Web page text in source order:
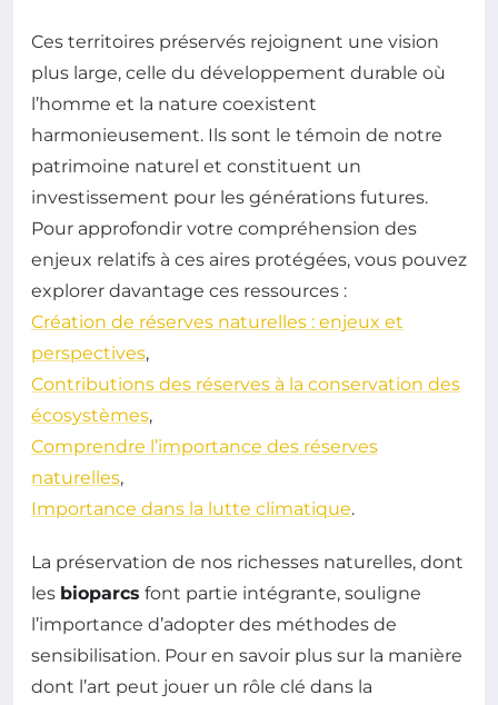
Ces territoires préservés rejoignent une vision
plus large, celle du développement durable où
l’homme et la nature coexistent
harmonieusement. Ils sont le témoin de notre
patrimoine naturel et constituent un
investissement pour les générations futures.
Pour approfondir votre compréhension des
enjeux relatifs à ces aires protégées, vous pouvez
explorer davantage ces ressources :
Création de réserves naturelles : enjeux et
perspectives,
Contributions des réserves à la conservation des
écosystèmes,
Comprendre l’importance des réserves
naturelles,
Importance dans la lutte climatique.
La préservation de nos richesses naturelles, dont
les bioparcs font partie intégrante, souligne
l’importance d’adopter des méthodes de
sensibilisation. Pour en savoir plus sur la manière
dont l’art peut jouer un rôle clé dans la